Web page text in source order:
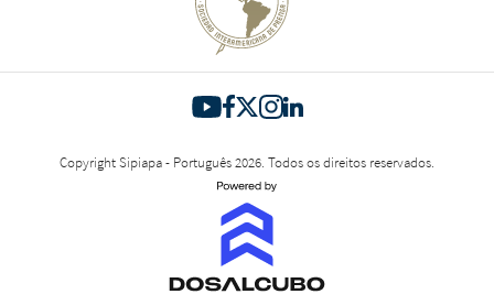
Copyright Sipiapa - Português 2026. Todos os direitos reservados.